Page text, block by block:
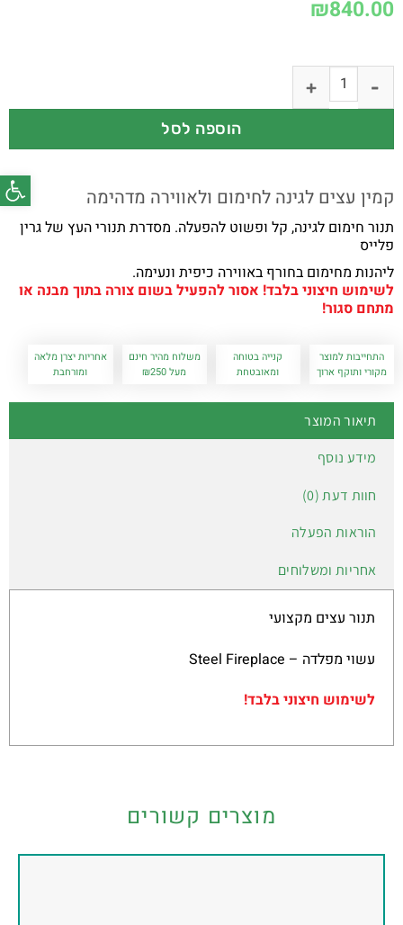
₪840.00
הוספה לסל
קמין עצים לגינה לחימום ולאווירה מדהימה
תנור חימום לגינה, קל ופשוט להפעלה. מסדרת תנורי העץ של גרין
פלייס
ליהנות מחימום בחורף באווירה כיפית ונעימה.
לשימוש חיצוני בלבד! אסור להפעיל בשום צורה בתוך מבנה או
מתחם סגור!
התחייבות למוצר
מקורי ותוקף ארוך
קנייה בטוחה
ומאובטחת
משלוח מהיר חינם
מעל ₪250
אחריות יצרן מלאה
ומורחבת
תיאור המוצר
מידע נוסף
חוות דעת (0)
הוראות הפעלה
אחריות ומשלוחים
תנור עצים מקצועי
עשוי מפלדה – Steel Fireplace
לשימוש חיצוני בלבד!
מוצרים קשורים
פתח